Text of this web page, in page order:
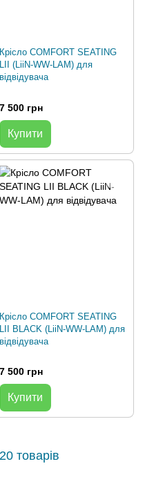
Крісло COMFORT SEATING
LII (LiiN-WW-LAM) для
відвідувача
7 500 грн
Купити
Крісло COMFORT SEATING
LII BLACK (LiiN-WW-LAM) для
відвідувача
7 500 грн
Купити
товарів